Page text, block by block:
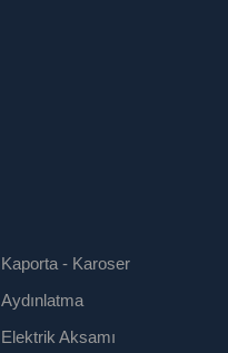
Kaporta - Karoser
Aydınlatma
Elektrik Aksamı